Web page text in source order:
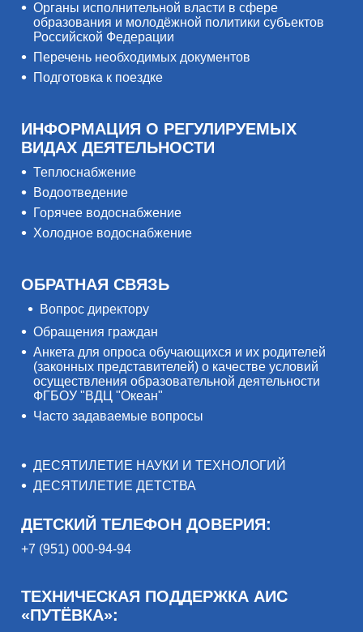
Органы исполнительной власти в сфере
образования и молодёжной политики субъектов
Российской Федерации
Перечень необходимых документов
Подготовка к поездке
ИНФОРМАЦИЯ О РЕГУЛИРУЕМЫХ
ВИДАХ ДЕЯТЕЛЬНОСТИ
Теплоснабжение
Водоотведение
Горячее водоснабжение
Холодное водоснабжение
ОБРАТНАЯ СВЯЗЬ
Вопрос директору
Обращения граждан
Анкета для опроса обучающихся и их родителей
(законных представителей) о качестве условий
осуществления образовательной деятельности
ФГБОУ "ВДЦ "Океан"
Часто задаваемые вопросы
ДЕСЯТИЛЕТИЕ НАУКИ И ТЕХНОЛОГИЙ
ДЕСЯТИЛЕТИЕ ДЕТСТВА
ДЕТСКИЙ ТЕЛЕФОН ДОВЕРИЯ:
+7 (951) 000-94-94
ТЕХНИЧЕСКАЯ ПОДДЕРЖКА АИС
«ПУТЁВКА»: